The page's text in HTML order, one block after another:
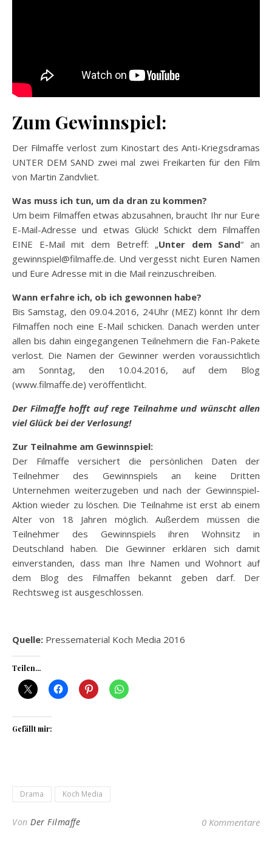
Zum Gewinnspiel:
Der Filmaffe verlost zum Kinostart des Anti-Kriegsdramas
UNTER DEM SAND zwei mal zwei Freikarten für den Film
von Martin Zandvliet.
Was muss ich tun, um da dran zu kommen?
Um beim Filmaffen etwas abzusahnen, braucht Ihr nur Eure
E-Mail-Adresse und etwas Glück! Schickt dem Filmaffen
EINE E-Mail mit dem Betreff: „Unter dem Sand“ an
gewinnspiel@filmaffe.de. Und vergesst nicht Euren Namen
und Eure Adresse mit in die Mail reinzuschreiben.
Wann erfahre ich, ob ich gewonnen habe?
Bis Samstag, den 09.04.2016, 24Uhr (MEZ) könnt Ihr dem
Filmaffen noch eine E-Mail schicken. Danach werden unter
allen bis dahin eingegangenen Teilnehmern die Fan-Pakete
verlost. Die Namen der Gewinner werden voraussichtlich
am Sonntag, den 10.04.2016, auf dem Blog
(www.filmaffe.de) veröffentlicht.
Der Filmaffe hofft auf rege Teilnahme und wünscht allen
viel Glück bei der Verlosung!
Zur Teilnahme am Gewinnspiel:
Der Filmaffe versichert die persönlichen Daten der
Teilnehmer des Gewinnspiels an keine Dritten
Unternehmen weiterzugeben und nach der Gewinnspiel-
Aktion wieder zu löschen. Die Teilnahme ist erst ab einem
Alter von 18 Jahren möglich. Außerdem müssen die
Teilnehmer des Gewinnspiels ihren Wohnsitz in
Deutschland haben. Die Gewinner erklären sich damit
einverstanden, dass man Ihre Namen und Wohnort auf
dem Blog des Filmaffen bekannt geben darf. Der
Rechtsweg ist ausgeschlossen.
Quelle: Pressematerial Koch Media 2016
Teilen...
Gefällt mir:
Drama Koch Media
Von Der Filmaffe 0 Kommentare